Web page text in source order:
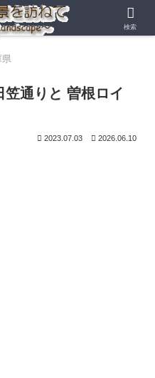
県
通りと 曽根ロイ
2023.07.03 2026.06.10
検索